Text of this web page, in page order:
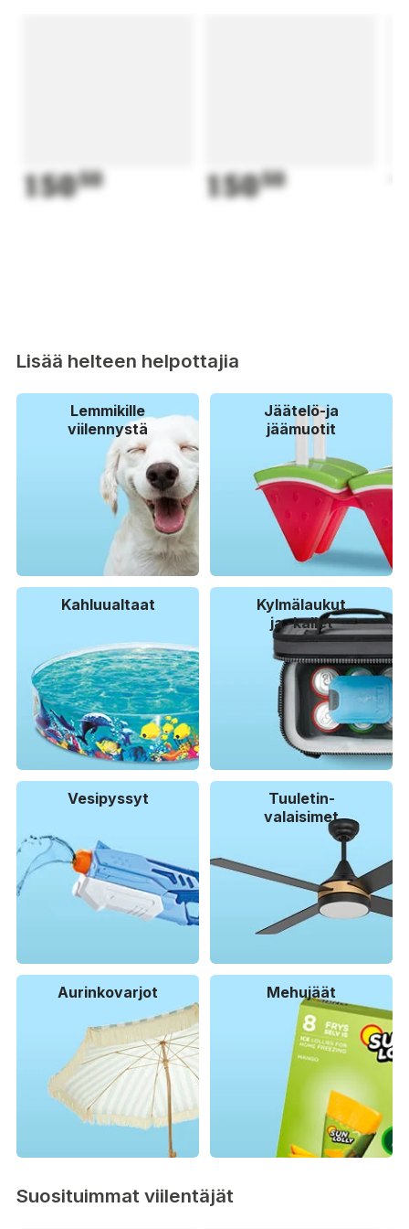
15050 15050
Lisää helteen helpottajia
Lemmikille
viilennystä
Jäätelö-ja
jäämuotit
Kahluualtaat
Kylmälaukut
ja -kallet
Vesipyssyt
Tuuletin-
valaisimet
Aurinkovarjot Mehujäät
Suosituimmat viilentäjät